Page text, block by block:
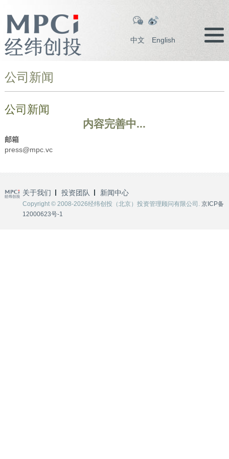
中文 English
公司新闻
公司新闻
内容完善中...
邮箱
press@mpc.vc
关于我们 投资团队 新闻中心
Copyright © 2008-2026经纬创投（北京）投资管理顾问有限公司. 京ICP备
12000623号-1